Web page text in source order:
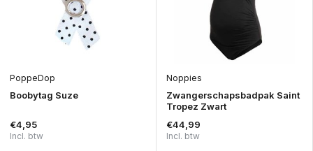
PoppeDop
Boobytag Suze
€4,95
Incl. btw
Noppies
Zwangerschapsbadpak Saint
Tropez Zwart
€44,99
Incl. btw